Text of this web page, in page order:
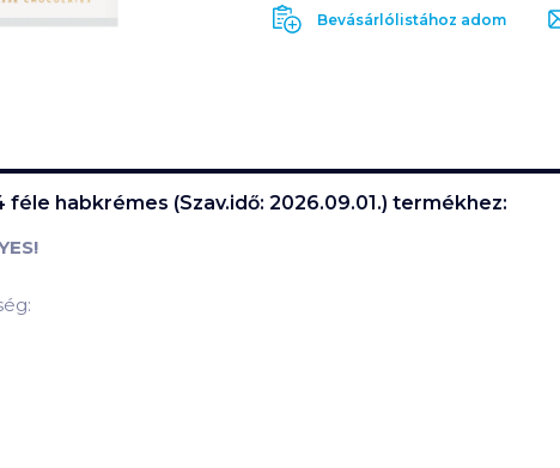
Bevásárlólistához adom
habkrémes (Szav.idő: 2026.09.01.) termékhez: